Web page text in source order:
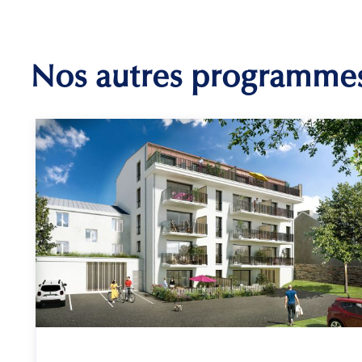
Nos autres